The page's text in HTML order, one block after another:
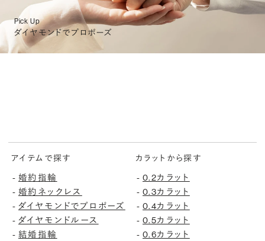
Pick Up
ダイヤモンドでプロポーズ
アイテムで探す
- 婚約指輪
- 婚約ネックレス
- ダイヤモンドでプロポーズ
- ダイヤモンドルース
- 結婚指輪
カラットから探す
- 0.2カラット
- 0.3カラット
- 0.4カラット
- 0.5カラット
- 0.6カラット